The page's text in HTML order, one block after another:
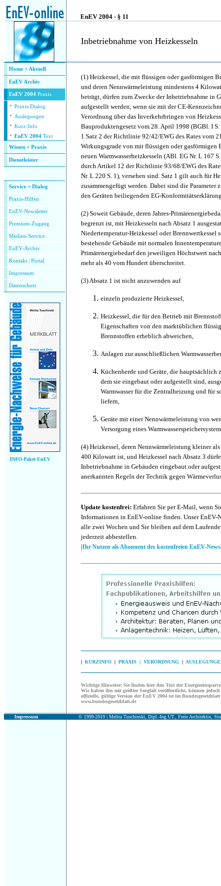
EnEV 2004 - § 11
Inbetriebnahme von Heizkesseln
Home + Aktuell
EnEV Archiv
EnEV 2004 Praxis
· Praxis-Dialog
· Auslegungen
· Kurz-Info
· EnEV 2004 Text
Wissen + Praxis
Dienstleister
Service + Dialog
Praxis-Hilfen
EnEV-Newsletter
Premium-Zugang
Medien-Service
EnEV-Archiv
Kontakt Portal
Impressum
Datenschutz
INFO-Paket EnEV
(1) Heizkessel, die mit flüssigen oder gasförmigen
und deren Nennwärmeleistung mindestens 4
beträgt, dürfen zum Zwecke der Inbetriebnahme in
aufgestellt werden, wenn sie mit der CE-
Verordnung über das Inverkehrbringen von
Bauproduktengesetz vom 28. April 1998 (BGBl. I
1 Satz 2 der Richtlinie 92/42/EWG des Rates vom
Wirkungsgrade von mit flüssigen oder gasförmigen
neuen Warmwasserheizkesseln (ABl. EG Nr. L 167
durch Artikel 12 der Richtlinie 93/68/EWG des
Nr. L 220 S. 1), versehen sind. Satz 1 gilt auch für
zusammengefügt werden. Dabei sind die Parameter
den Geräten beiliegenden EG-
(2) Soweit Gebäude, deren Jahres-
begrenzt ist, mit Heizkesseln nach Absatz 1
Niedertemperatur-Heizkessel oder Brennwertkessel
bestehende Gebäude mit normalen
Primärenergiebedarf den jeweiligen Höchstwert
mehr als 40 vom Hundert überschreitet.
(3)Absatz 1 ist nicht anzuwenden auf
einzeln produzierte Heizkessel,
Heizkessel, die für den Betrieb mit
Eigenschaften von den marktüblichen
Brennstoffen erheblich abweichen,
Anlagen zur ausschließlichen
Küchenherde und Geräte, die hauptsächlich
dem sie eingebaut oder aufgestellt sind,
Warmwasser für die Zentralheizung und für
liefern,
Geräte mit einer Nennwärmeleistung von
Versorgung eines
(4) Heizkessel, deren Nennwärmeleistung kleiner
400 Kilowatt ist, und Heizkessel nach Absatz 3
Inbetriebnahme in Gebäuden eingebaut oder
anerkannten Regeln der Technik gegen
Update kostenfrei: Erfahren Sie per E-Mail, wenn
Informationen in EnEV-online finden. Unser EnEV-
alle zwei Wochen und Sie bleiben auf dem
jederzeit abbestellen.
|Ihr Nutzen als Abonnent des kostenfreien EnEV-
| KURZINFO | PRAXIS | VERORDNUNG |
Wichtige Hinweise: Sie finden hier den Text der
Wir haben ihn mit größter Sorgfalt veröffentlicht, können
offizielle, gültige Version der EnEV 2004 ist im
www.bundesgesetzblatt.de
Impressum © 1999-2019 | Melita Tuschinski, Dipl.-Ing.UT., Freie Architektin,